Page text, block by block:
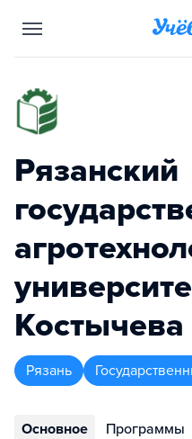
Рязанский
Костычева
Рязань
Основное Программы